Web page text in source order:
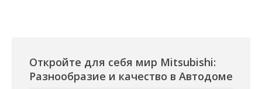
Откройте для себя мир Mitsubishi:
Разнообразие и качество в Автодоме